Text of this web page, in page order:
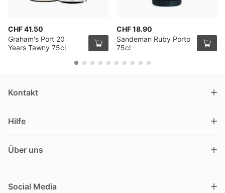
CHF 41.50
Graham's Port 20
Years Tawny 75cl
CHF 18.90
Sandeman Ruby Porto
75cl
Kontakt
Nüschelerstrasse 35
Schweiz
info@drinks.ch
Hilfe
Lieferung & Abholung
Über uns
Über uns
Social Media